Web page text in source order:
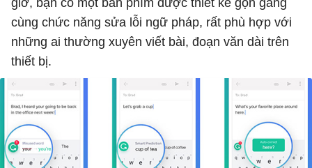
cùng chức năng sửa lỗi ngữ pháp, rất phù hợp với
những ai thường xuyên viết bài, đoạn văn dài trên
thiết bị.